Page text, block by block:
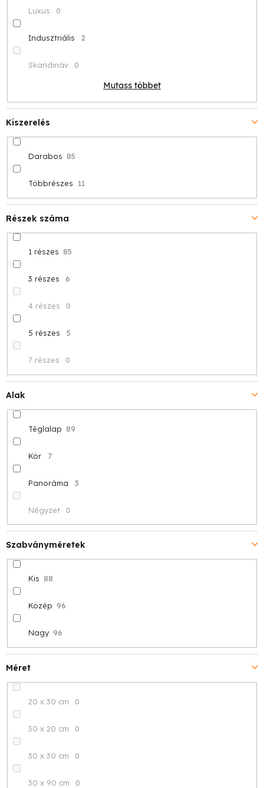
Méret
20 x 30 cm 0
30 x 20 cm 0
30 x 30 cm 0
30 x 90 cm 0
Luxus 0
Indusztriális 2
Skandináv 0
Mutass többet
Kiszerelés
Darabos 85
Többrészes 11
Részek száma
1 részes 85
3 részes 6
4 részes 0
5 részes 5
7 részes 0
Alak
Téglalap 89
Kör 7
Panoráma 3
Négyzet 0
Szabványméretek
Kis 88
Közép 96
Nagy 96